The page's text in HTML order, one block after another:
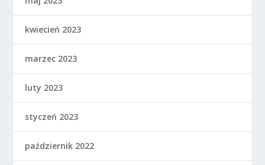
kwiecień 2023
marzec 2023
luty 2023
styczeń 2023
październik 2022